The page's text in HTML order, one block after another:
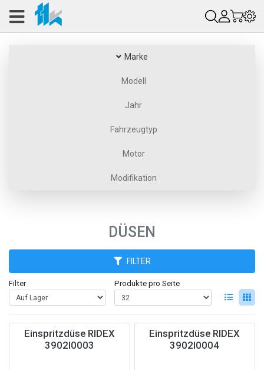
Marke
Modell
Jahr
Fahrzeugtyp
Motor
Modifikation
DÜSEN
FILTER
Filter Produkte pro Seite
Einspritzdüse RIDEX
3902I0003
Einspritzdüse RIDEX
3902I0004